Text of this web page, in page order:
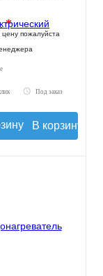
*
пожалуйста
Под заказ
В корзину